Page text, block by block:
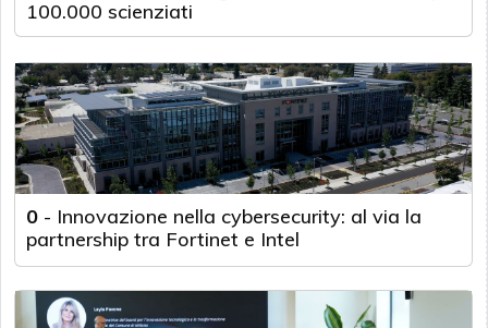
100.000 scienziati
0 - Innovazione nella cybersecurity: al via la
partnership tra Fortinet e Intel